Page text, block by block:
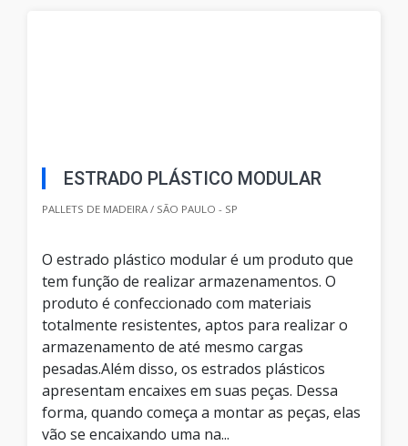
ESTRADO PLÁSTICO MODULAR
PALLETS DE MADEIRA / SÃO PAULO - SP
O estrado plástico modular é um produto que
tem função de realizar armazenamentos. O
produto é confeccionado com materiais
totalmente resistentes, aptos para realizar o
armazenamento de até mesmo cargas
pesadas.Além disso, os estrados plásticos
apresentam encaixes em suas peças. Dessa
forma, quando começa a montar as peças, elas
vão se encaixando uma na...